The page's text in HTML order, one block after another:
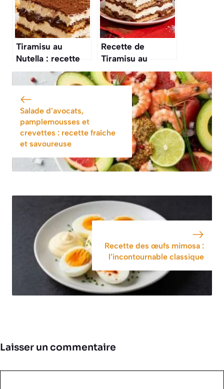
Tiramisu au
Nutella : recette
gourmande et
facile
Recette de
Tiramisu au
Nutella : délice
Gourmand
Salade d’avocats,
pamplemousses et
crevettes : recette fraîche
et savoureuse
Recette des œufs mimosa :
l’incontournable classique
Laisser un commentaire